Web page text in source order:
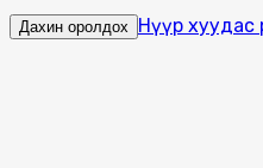
Дахин оролдох Нүүр хуудас